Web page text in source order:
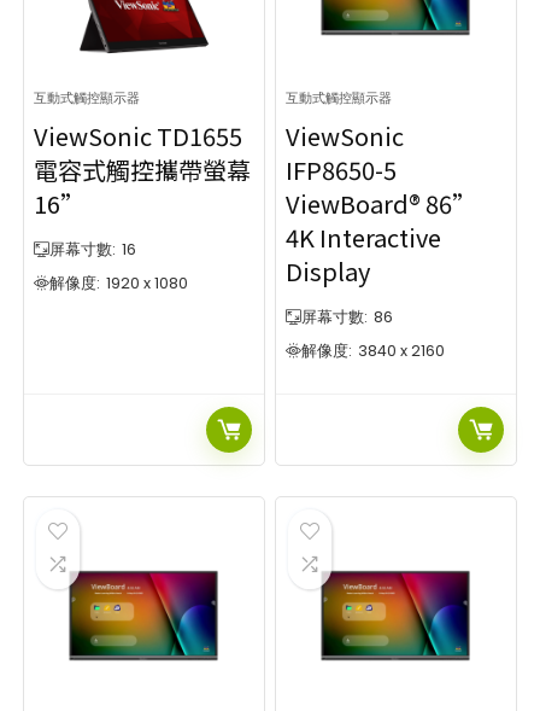
互動式觸控顯示器
ViewSonic TD1655
電容式觸控攜帶螢幕
16”
屏幕寸數: 16
解像度: 1920 x 1080
互動式觸控顯示器
ViewSonic
IFP8650-5
ViewBoard® 86”
4K Interactive
Display
屏幕寸數: 86
解像度: 3840 x 2160